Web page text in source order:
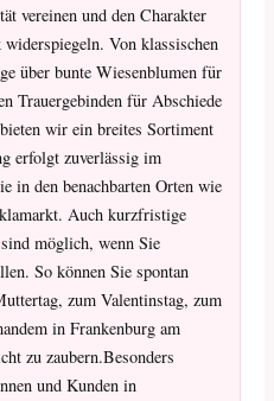
vereinen und den Charakter
Von klassischen
über bunte Wiesenblumen für
Trauergebinden für Abschiede
wir ein breites Sortiment
erfolgt zuverlässig im
in den benachbarten Orten wie
Auch kurzfristige
möglich, wenn Sie
So können Sie spontan
zum Valentinstag, zum
in Frankenburg am
zu zaubern.Besonders
und Kunden in